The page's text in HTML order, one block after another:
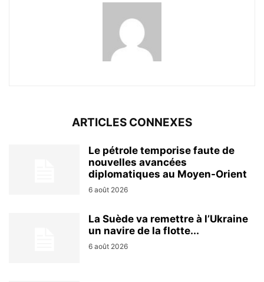
ARTICLES CONNEXES
Le pétrole temporise faute de
nouvelles avancées
diplomatiques au Moyen-Orient
6 août 2026
La Suède va remettre à l’Ukraine
un navire de la flotte...
6 août 2026